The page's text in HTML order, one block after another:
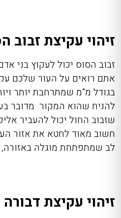
זיהוי עקיצת זבוב
זבוב הסוס יכול לעקוץ בני
אתם רואים על העור שלכם
בגודל מ”מ שמתרחבת יותר
להניח שהוא המקור. מדובר
שזבוב החול יכול להעביר
חשוב מאוד לחטא את אזור
לב שמתפתחת מוגלה באזורה,
זיהוי עקיצת דבורה